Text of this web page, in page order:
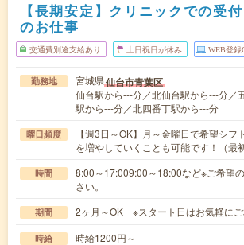
【長期安定】クリニックでの受
のお仕事
交通費別途支給あり 土日祝日が休み WEB登録
勤務地 宮城県仙台市青葉区
仙台駅から---分／北仙台駅から---分／
駅から---分／北四番丁駅から---分
曜日頻度
【週3日～OK】月～金曜日で希望シフ
を増やしていくことも可能です！（最
時間
8:00～17:009:00～18:00など※ご希望
さい。
期間 2ヶ月～OK ※スタート日はお気軽にご
時給 時給1200円～